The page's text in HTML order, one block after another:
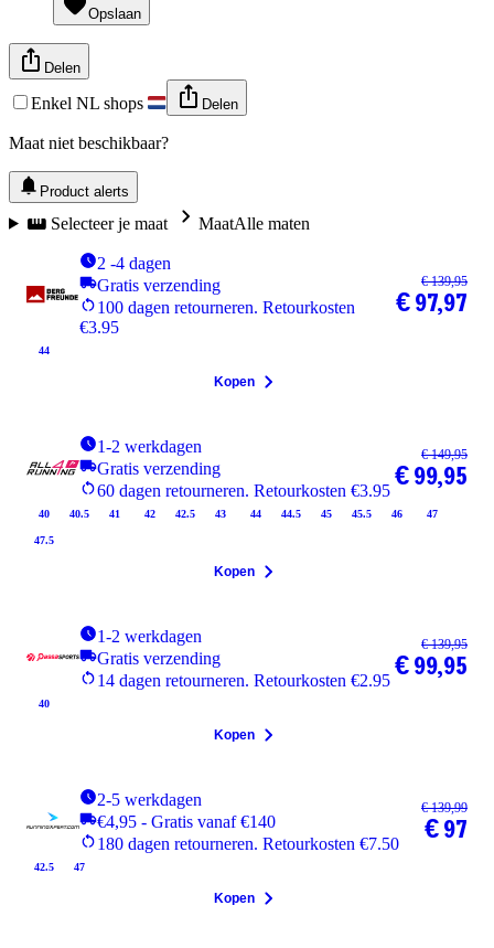
Opslaan
Delen
Enkel NL shops Delen
Maat niet beschikbaar?
Product alerts
Selecteer je maat MaatAlle maten
2 -4 dagen
Gratis verzending
100 dagen retourneren. Retourkosten
€3.95
44
€ 139,95
€ 97,97
Kopen
1-2 werkdagen
Gratis verzending
60 dagen retourneren. Retourkosten €3.95
40 40.5 41 42 42.5 43 44 44.5 45 45.5 46 47
47.5
€ 149,95
€ 99,95
Kopen
1-2 werkdagen
Gratis verzending
14 dagen retourneren. Retourkosten €2.95
40
€ 139,95
€ 99,95
Kopen
2-5 werkdagen
€4,95 - Gratis vanaf €140
180 dagen retourneren. Retourkosten €7.50
42.5 47
€ 139,99
€ 97
Kopen